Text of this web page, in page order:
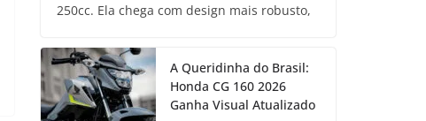
250cc. Ela chega com design mais robusto,
A Queridinha do Brasil:
Honda CG 160 2026
Ganha Visual Atualizado